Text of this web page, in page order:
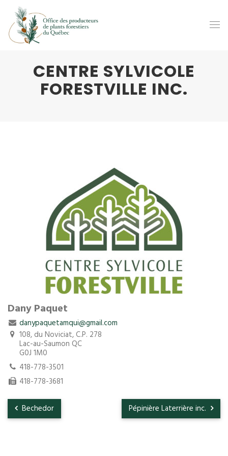
CENTRE SYLVICOLE
FORESTVILLE INC.
Dany Paquet
danypaquetamqui@gmail.com
108, du Noviciat, C.P. 278
Lac-au-Saumon QC
G0J 1M0
418-778-3501
418-778-3681
Bechedor Pépinière Laterrière inc.